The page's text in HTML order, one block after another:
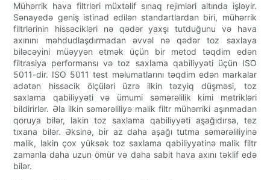
Mühərrik hava filtrləri müxtəlif sınaq rejimləri altında işləyir.
Sənayedə geniş istinad edilən standartlardan biri, mühərrik
filtrlərinin hissəcikləri nə qədər yaxşı tutduğunu və hava
axınını məhdudlaşdırmadan əvvəl nə qədər toz saxlaya
biləcəyini müəyyən etmək üçün bir metod təqdim edən
filtrasiya performansı və toz saxlama qabiliyyəti üçün ISO
5011-dir. ISO 5011 test məlumatlarını təqdim edən markalar
adətən hissəcik ölçüləri üzrə ilkin təzyiq düşməsi, toz
saxlama qabiliyyəti və ümumi səmərəlilik kimi metrikləri
bildirirlər. Əla ilkin səmərəliliyə malik filtr mühərriki aşınmadan
qoruya bilər, lakin toz saxlama qabiliyyəti aşağıdırsa, tez
tıxana bilər. Əksinə, bir az daha aşağı tutma səmərəliliyinə
malik, lakin çox yüksək toz saxlama qabiliyyətinə malik filtr
zamanla daha uzun ömür və daha sabit hava axını təklif edə
bilər.